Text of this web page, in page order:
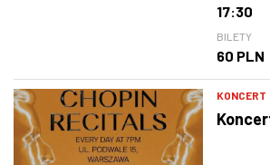
17:30
BILETY
60 PLN
KONCERT